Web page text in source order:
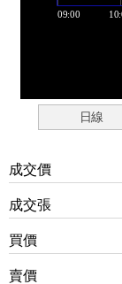
日線
成交價
成交張
買價
賣價